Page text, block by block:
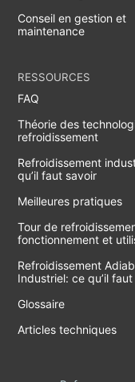
Conseil en gestion et
maintenance
RESSOURCES
FAQ
Théorie des
refroidissement
Refroidissement
qu’il faut savoir
Meilleures pratiques
Tour de
fonctionnement et
Refroidissement
Industriel: ce qu’il
Glossaire
Articles techniques